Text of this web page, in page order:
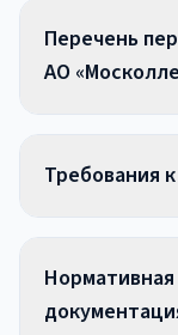
Перечень
АО
Требования